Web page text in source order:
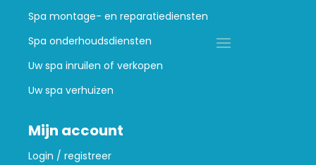
Spa montage- en reparatiediensten
Spa onderhoudsdiensten
Uw spa inruilen of verkopen
Uw spa verhuizen
Mijn account
Login / registreer